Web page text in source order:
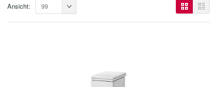
Ansicht: 99